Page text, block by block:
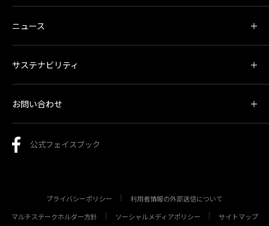
ニュース
サステナビリティ
お問い合わせ
公式フェイスブック
プライバシーポリシー
利用者情報の外部送信について
マルチステークホルダー方針
ソーシャルメディアポリシー サイトマップ